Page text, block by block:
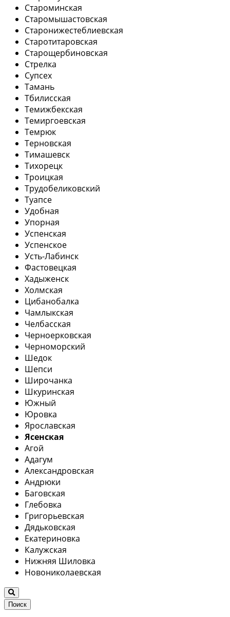
Староминская
Старомышастовская
Старонижестеблиевская
Старотитаровская
Старощербиновская
Стрелка
Супсех
Тамань
Тбилисская
Темижбекская
Темиргоевская
Темрюк
Терновская
Тимашевск
Тихорецк
Троицкая
Трудобеликовский
Туапсе
Удобная
Упорная
Успенская
Успенское
Усть-Лабинск
Фастовецкая
Хадыженск
Холмская
Цибанобалка
Чамлыкская
Челбасская
Черноерковская
Черноморский
Шедок
Шепси
Широчанка
Шкуринская
Южный
Юровка
Ярославская
Ясенская
Агой
Адагум
Александровская
Андрюки
Баговская
Глебовка
Григорьевская
Дядьковская
Екатериновка
Калужская
Нижняя Шиловка
Новониколаевская
Поиск